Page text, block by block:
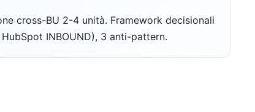
cross-BU 2-4 unità. Framework decisionali
INBOUND), 3 anti-pattern.